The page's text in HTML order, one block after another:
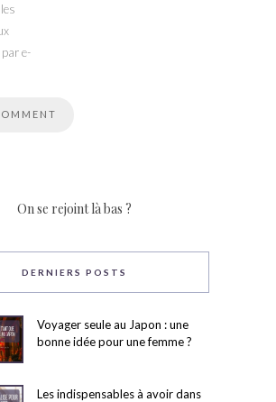
e-
On se rejoint là bas ?
DERNIERS POSTS
Voyager seule au Japon : une
bonne idée pour une femme ?
Les indispensables à avoir dans